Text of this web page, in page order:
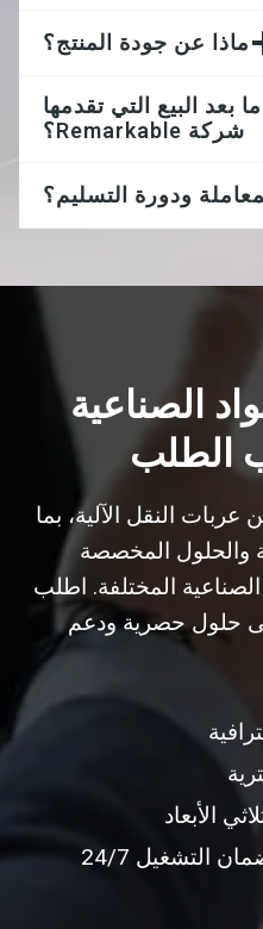
ماذا عن جودة المنتج؟
البيع التي تقدمها
شركة Remarkable؟
ودورة التسليم؟
الصناعية
الطلب
النقل الآلية، بما
والحلول المخصصة
الصناعية المختلفة. اطلب
حلول حصرية ودعم
الأبعاد